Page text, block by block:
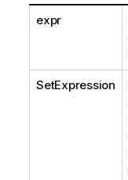
expr
SetExpression